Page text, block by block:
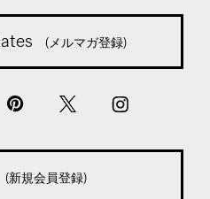
(メルマガ登録)
(新規会員登録)